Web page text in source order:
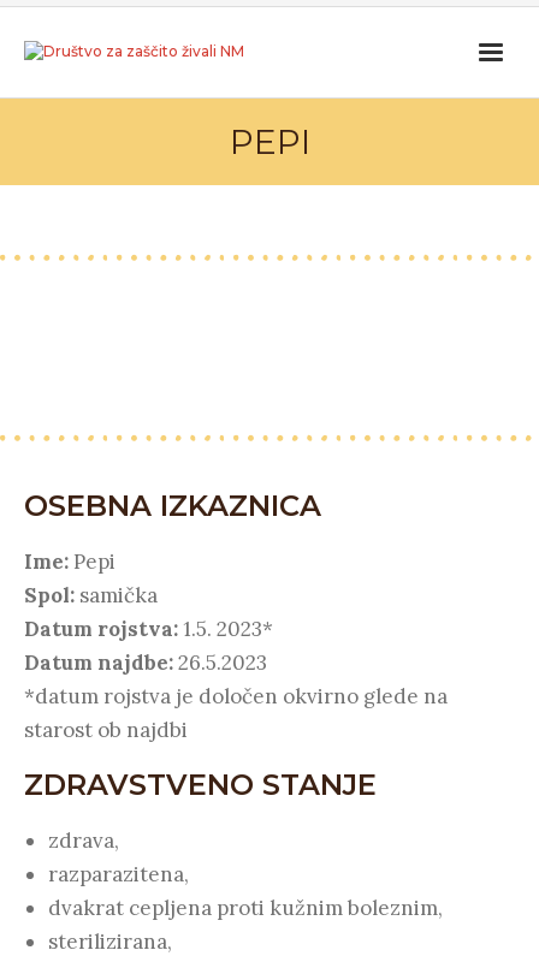
PEPI
OSEBNA IZKAZNICA
Ime: Pepi
Spol: samička
Datum rojstva: 1.5. 2023*
Datum najdbe:26.5.2023
*datum rojstva je določen okvirno glede na
starost ob najdbi
ZDRAVSTVENO STANJE
zdrava,
razparazitena,
dvakrat cepljena proti kužnim boleznim,
sterilizirana,